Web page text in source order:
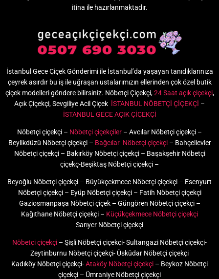
itina ile hazırlanmaktadır.
İstanbul Gece Çiçek Gönderimi ile İstanbul’da yaşayan tanıdıklarınıza
çeyrek asırdır bu iş ile uğraşan ustalarımızın ellerinden çok özel butik
çiçek modelleri göndere bilirsiniz. Nöbetçi Çiçekçi,24 Saat açık çiçekçi,
Açık Çiçekçi, Sevgiliye Acil Çiçek İSTANBUL NÖBETÇİ ÇİÇEKÇİ –
İSTANBUL GECE AÇIK ÇİÇEKÇİ
Nöbetçi çiçekçi – Nöbetçi çiçekçiler – Avcılar Nöbetçi çiçekçi –
Beylikdüzü Nöbetçi çiçekçi – Bağcılar Nöbetçi çiçekçi– Bahçelievler
Nöbetçi çiçekçi – Bakırköy Nöbetçi çiçekçi – Başakşehir Nöbetçi
çiçekç-Beşiktaş Nöbetçi çiçekçi –
Beyoğlu Nöbetçi çiçekçi – Büyükçekmece Nöbetçi çiçekçi – Esenyurt
Nöbetçi çiçekçi – Eyüp Nöbetçi çiçekçi – Fatih Nöbetçi çiçekçi
Gaziosmanpaşa Nöbetçi çiçek – Güngören Nöbetçi çiçekçi –
Kağıthane Nöbetçi çiçekçi – Küçükçekmece Nöbetçi çiçekçi
Sarıyer Nöbetçi çiçekçi
Nöbetçi çiçekçi – Şişli Nöbetçi çiçekçi- Sultangazi Nöbetçi çiçekçi-
Zeytinburnu Nöbetçi çiçekçi- Üsküdar Nöbetçi çiçekçi
Kadıköy Nöbetçi çiçekçi-Ataköy Nöbetçi çiçekçi – Beykoz Nöbetçi
çiçekçi – Ümraniye Nöbetçi çiçekçi